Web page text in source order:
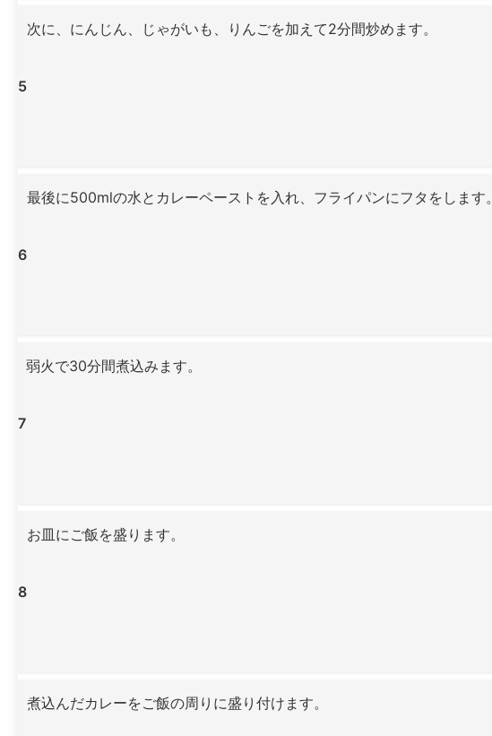
5
次に、にんじん、じゃがいも、りんごを加えて2分間炒めます。
6
最後に500mlの水とカレーペーストを入れ、フライパンにフタをします。
7
弱火で30分間煮込みます。
8
お皿にご飯を盛ります。
煮込んだカレーをご飯の周りに盛り付けます。